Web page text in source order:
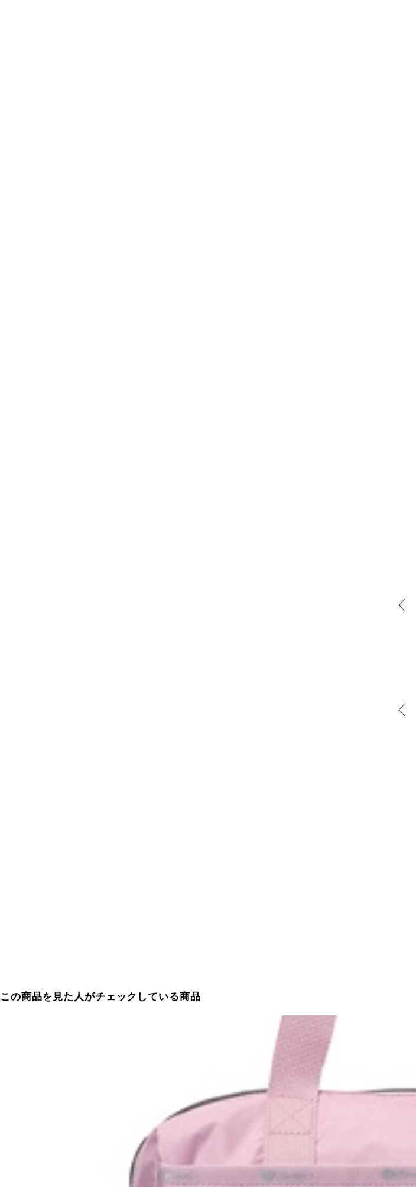
この商品を見た人がチェックしている商品